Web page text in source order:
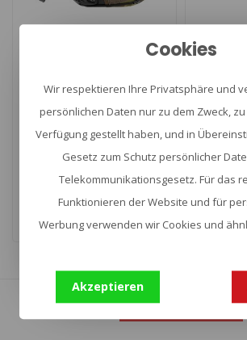
FAST Helmet Cover
Invader Gear Md 2 Fast
Helmet Cover ist ein
Helmüberzug, der nur über
€17,90
UTAC
Helmet
geschikt
helmen –
€29,95
Mehr anzeigen
Cookies
Wir respektieren Ihre Privatsphäre und
persönlichen Daten nur zu dem Zweck,
Verfügung gestellt haben, und in
Gesetz zum Schutz persönlicher
Telekommunikationsgesetz. Für das
Funktionieren der Website und für
Werbung verwenden wir Cookies und
Akzeptieren